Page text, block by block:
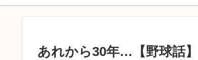
あれから30年…【野球話】